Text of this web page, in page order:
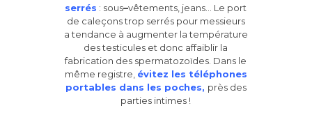
serrés : sous–vêtements, jeans… Le port
de caleçons trop serrés pour messieurs
a tendance à augmenter la température
des testicules et donc affaiblir la
fabrication des spermatozoïdes. Dans le
même registre, évitez les téléphones
portables dans les poches, près des
parties intimes !